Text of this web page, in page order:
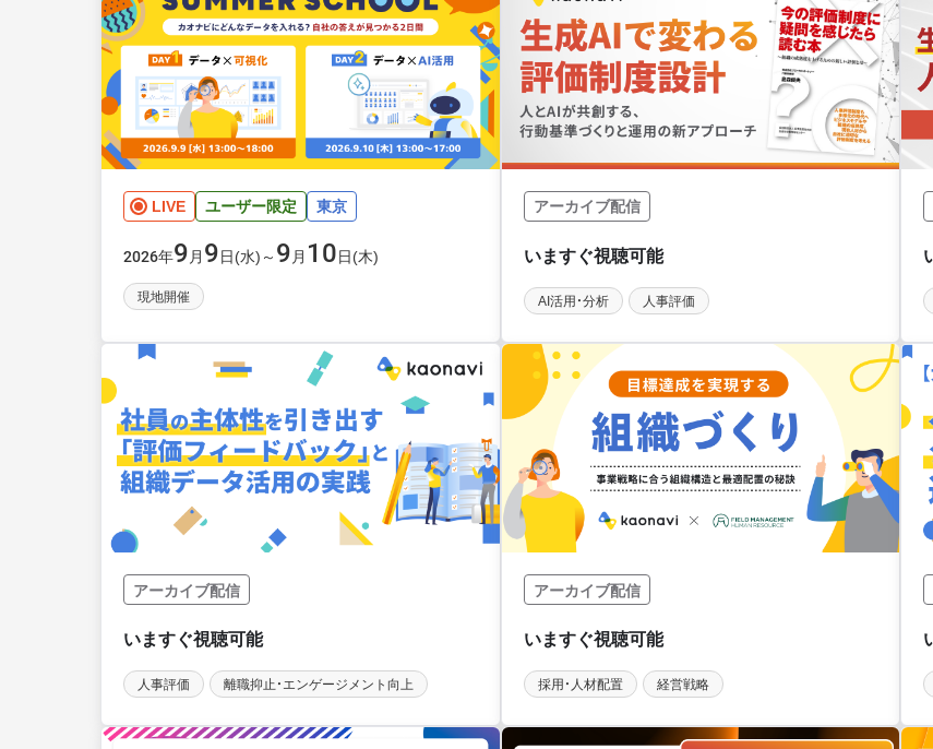
LIVE ユーザー限定 東京
2026年9 月 9日(水)～ 9 月 10日(木)
現地開催
アーカイブ配信
AI活用・分析 人事評価
アーカイブ配信
人事評価 離職抑止・エンゲージメント向上
アーカイブ配信
採用・人材配置 経営戦略